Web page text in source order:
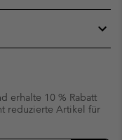
erhalte 10 % Rabatt
reduzierte Artikel für